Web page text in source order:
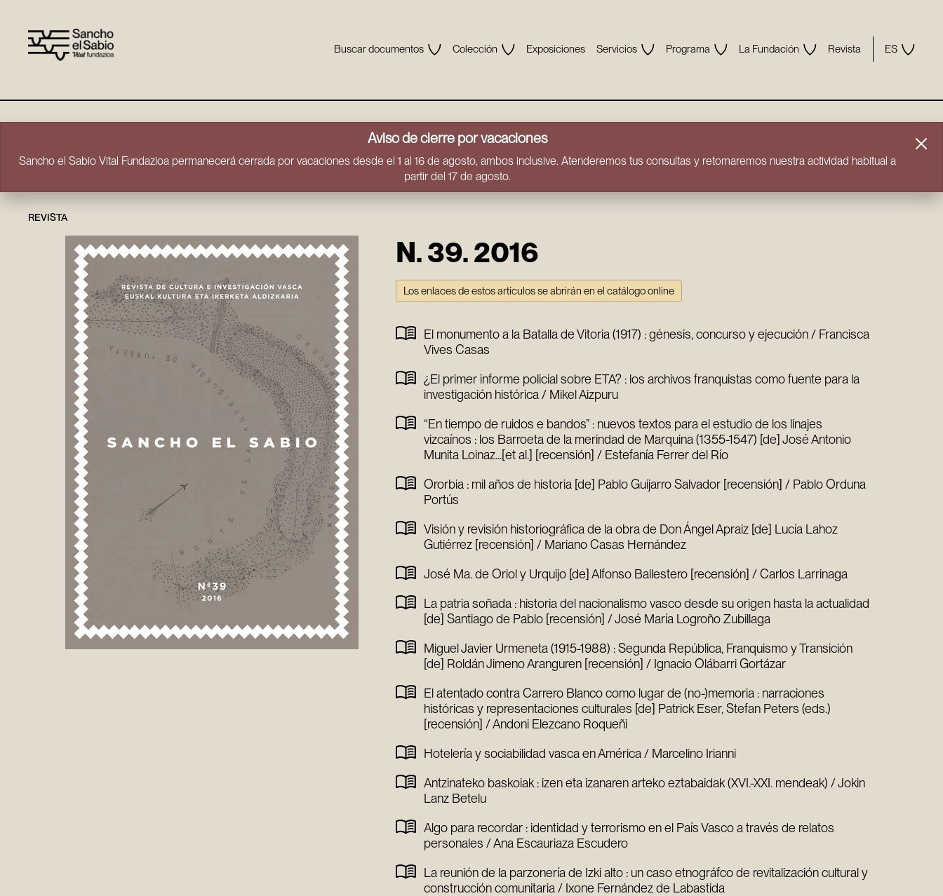
Buscar documentos Colección Exposiciones Servicios Programa La Fundación Revista ES
Aviso de cierre por vacaciones
Sancho el Sabio Vital Fundazioa permanecerá cerrada por vacaciones desde el 1 al 16 de agosto, ambos inclusive. Atenderemos tus consultas y retomaremos nuestra actividad habitual a
partir del 17 de agosto.
REVISTA
N. 39. 2016
Los enlaces de estos artículos se abrirán en el catálogo online
El monumento a la Batalla de Vitoria (1917) : génesis, concurso y ejecución / Francisca
Vives Casas
¿El primer informe policial sobre ETA? : los archivos franquistas como fuente para la
investigación histórica / Mikel Aizpuru
“En tiempo de ruidos e bandos” : nuevos textos para el estudio de los linajes
vizcaínos : los Barroeta de la merindad de Marquina (1355-1547) [de] José Antonio
Munita Loinaz...[et al.] [recensión] / Estefanía Ferrer del Río
Ororbia : mil años de historia [de] Pablo Guijarro Salvador [recensión] / Pablo Orduna
Portús
Visión y revisión historiográfica de la obra de Don Ángel Apraiz [de] Lucía Lahoz
Gutiérrez [recensión] / Mariano Casas Hernández
José Ma. de Oriol y Urquijo [de] Alfonso Ballestero [recensión] / Carlos Larrinaga
La patria soñada : historia del nacionalismo vasco desde su origen hasta la actualidad
[de] Santiago de Pablo [recensión] / José María Logroño Zubillaga
Miguel Javier Urmeneta (1915-1988) : Segunda República, Franquismo y Transición
[de] Roldán Jimeno Aranguren [recensión] / Ignacio Olábarri Gortázar
El atentado contra Carrero Blanco como lugar de (no-)memoria : narraciones
históricas y representaciones culturales [de] Patrick Eser, Stefan Peters (eds.)
[recensión] / Andoni Elezcano Roqueñi
Hotelería y sociabilidad vasca en América / Marcelino Irianni
Antzinateko baskoiak : izen eta izanaren arteko eztabaidak (XVI.-XXI. mendeak) / Jokin
Lanz Betelu
Algo para recordar : identidad y terrorismo en el País Vasco a través de relatos
personales / Ana Escauriaza Escudero
La reunión de la parzonería de Izki alto : un caso etnográfco de revitalización cultural y
construcción comunitaria / Ixone Fernández de Labastida